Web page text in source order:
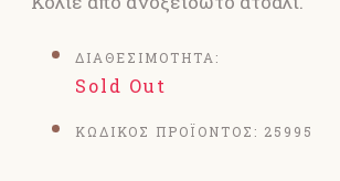
ΔΙΑΘΕΣΙΜΟΤΗΤΑ:
Sold Out
ΚΩΔΙΚΟΣ ΠΡΟΪΟΝΤΟΣ: 25995